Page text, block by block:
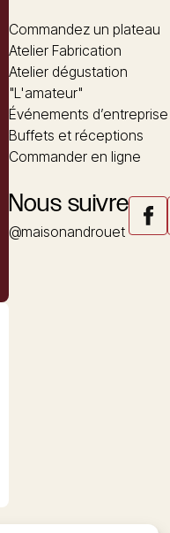
Commandez un plateau
Atelier Fabrication
Atelier dégustation
"L'amateur"
Événements d’entreprise
Buffets et réceptions
Commander en ligne
Nous suivre
@maisonandrouet